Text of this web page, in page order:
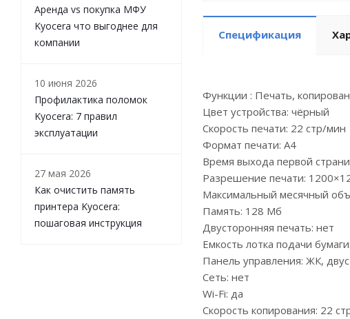
Спецификация
Функции : Печать,
Цвет устройства: чёрный
Скорость печати: 22 стр/мин
Формат печати: А4
Время выхода первой
Разрешение печати:
Максимальный месячный
Память: 128 Мб
Двусторонняя печать: нет
Емкость лотка подачи
Панель управления: ЖК,
Сеть: нет
Wi-Fi: да
Скорость копирования: 22
Аренда vs покупка МФУ
Kyocera что выгоднее для
компании
10 июня 2026
Профилактика поломок
Kyocera: 7 правил
эксплуатации
27 мая 2026
Как очистить память
принтера Kyocera:
пошаговая инструкция